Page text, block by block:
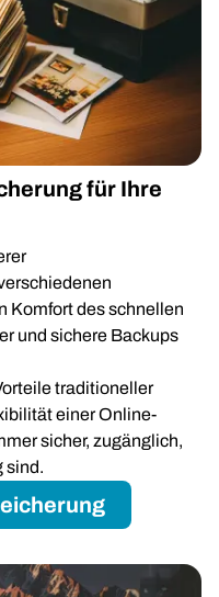
für Ihre
Komfort des schnellen
und sichere Backups
traditioneller
einer Online-
sicher, zugänglich,
sind.